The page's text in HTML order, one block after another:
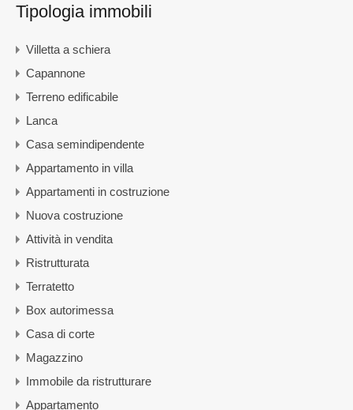
Tipologia immobili
Villetta a schiera
Capannone
Terreno edificabile
Lanca
Casa semindipendente
Appartamento in villa
Appartamenti in costruzione
Nuova costruzione
Attività in vendita
Ristrutturata
Terratetto
Box autorimessa
Casa di corte
Magazzino
Immobile da ristrutturare
Appartamento